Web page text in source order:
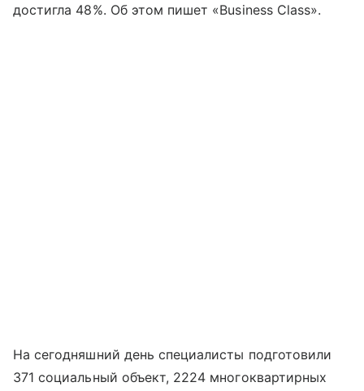
достигла 48%. Об этом пишет «Business Class».
На сегодняшний день специалисты подготовили
371 социальный объект, 2224 многоквартирных